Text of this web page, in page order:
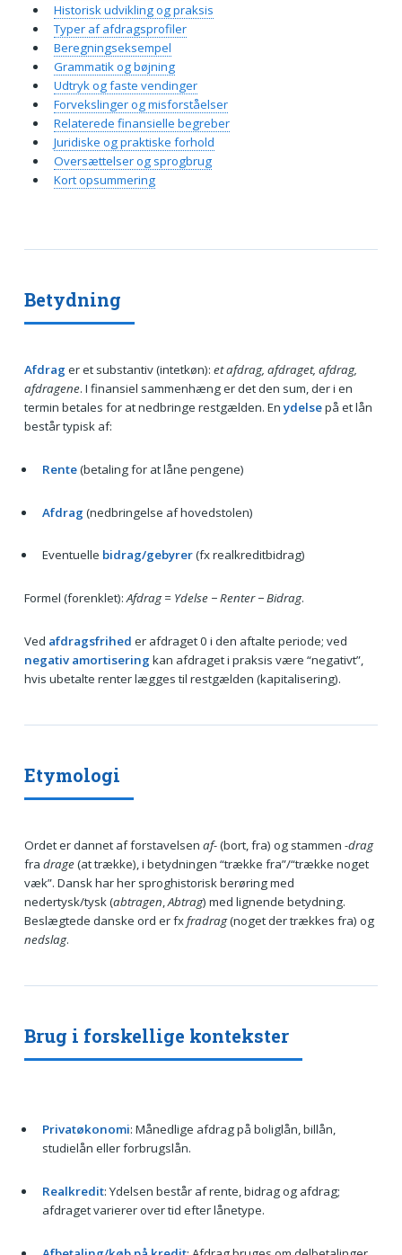
Betydning
Afdrag er et substantiv (intetkøn): et afdrag, afdraget, afdrag,
afdragene. I finansiel sammenhæng er det den sum, der i en
termin betales for at nedbringe restgælden. Enydelsepå et lån
består typisk af:
Rente(betaling for at låne pengene)
Afdrag (nedbringelse af hovedstolen)
Eventuelle bidrag/gebyrer(fx realkreditbidrag)
Formel (forenklet):Afdrag = Ydelse − Renter − Bidrag.
Ved afdragsfrihed er afdraget 0 i den aftalte periode; ved
negativ amortisering kan afdraget i praksis være “negativt”,
hvis ubetalte renter lægges til restgælden (kapitalisering).
Etymologi
Ordet er dannet af forstavelsen af-(bort, fra) og stammen -drag
fra drage(at trække), i betydningen “trække fra”/“trække noget
væk”. Dansk har her sproghistorisk berøring med
nedertysk/tysk (abtragen Abtrag) med lignende betydning.
Beslægtede danske ord er fxfradrag(noget der trækkes fra) og
nedslag.
Brug i forskellige kontekster
Privatøkonomi: Månedlige afdrag på boliglån, billån,
studielån eller forbrugslån.
Realkredit: Ydelsen består af rente, bidrag og afdrag;
afdraget varierer over tid efter lånetype.
Historisk udvikling og praksis
Typer af afdragsprofiler
Beregningseksempel
Grammatik og bøjning
Udtryk og faste vendinger
Forvekslinger og misforståelser
Relaterede finansielle begreber
Juridiske og praktiske forhold
Oversættelser og sprogbrug
Kort opsummering